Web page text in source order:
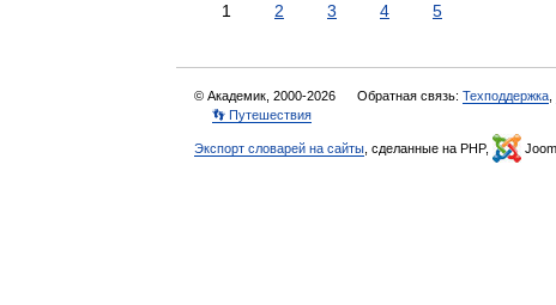
1 2 3 4 5
© Академик, 2000-2026 Обратная связь: Техподдержка
👣 Путешествия
Экспорт словарей на сайты , сделанные на PHP,